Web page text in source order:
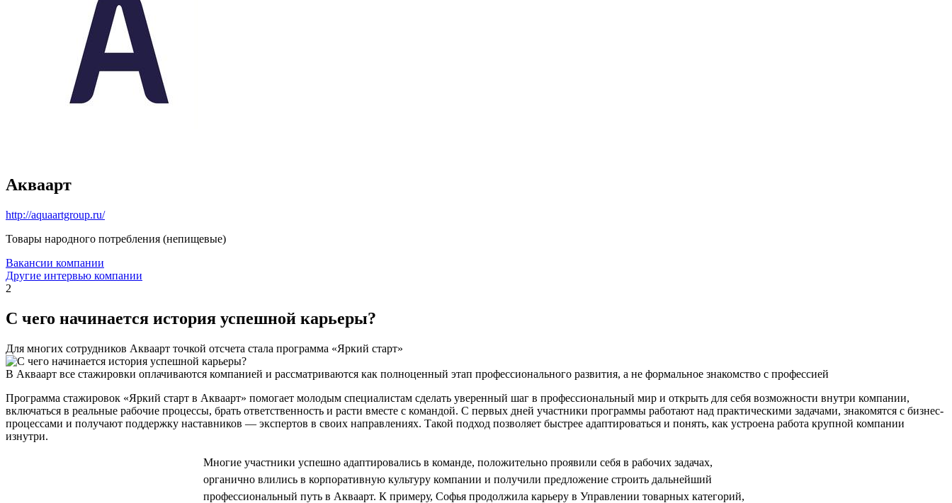
Акваарт
http://aquaartgroup.ru/
Товары народного потребления (непищевые)
Вакансии компании
Другие интервью компании
2
С чего начинается история успешной карьеры?
Для многих сотрудников Акваарт точкой отсчета стала программа «Яркий старт»
В Акваарт все стажировки оплачиваются компанией и рассматриваются как полноценный этап профессионального развития, а не формальное знакомство с профессией
Программа стажировок «Яркий старт в Акваарт» помогает молодым специалистам сделать уверенный шаг в профессиональный мир и открыть для себя возможности внутри компании,
включаться в реальные рабочие процессы, брать ответственность и расти вместе с командой. С первых дней участники программы работают над практическими задачами, знакомятся с бизнес-
процессами и получают поддержку наставников — экспертов в своих направлениях. Такой подход позволяет быстрее адаптироваться и понять, как устроена работа крупной компании
изнутри.
Многие участники успешно адаптировались в команде, положительно проявили себя в рабочих задачах,
органично влились в корпоративную культуру компании и получили предложение строить дальнейший
профессиональный путь в Акваарт. К примеру, Софья продолжила карьеру в Управлении товарных категорий,